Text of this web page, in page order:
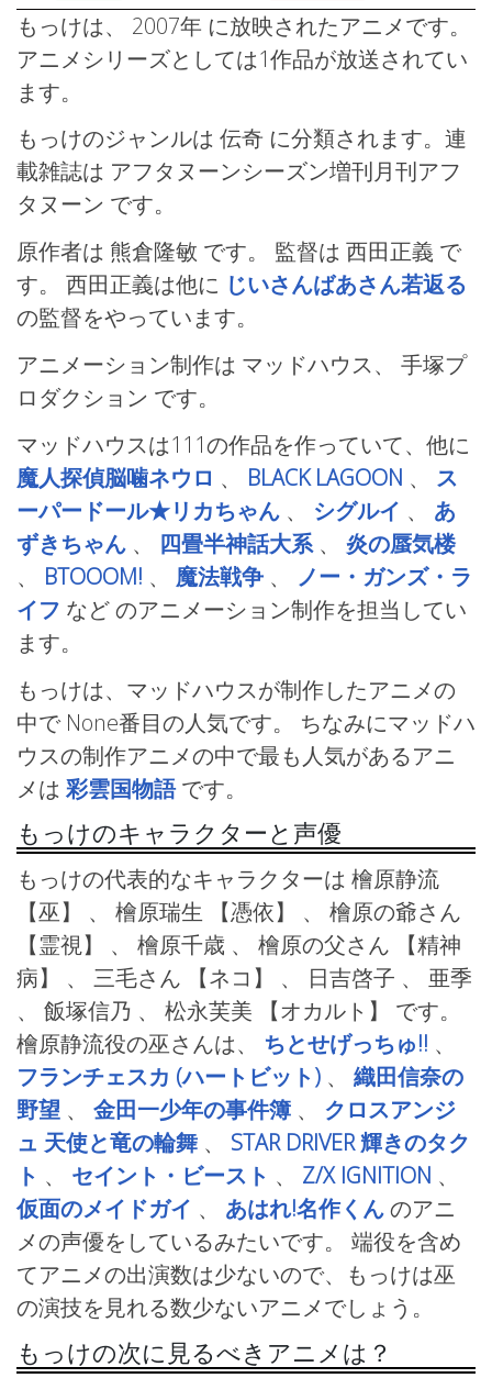
もっけは、 2007年 に放映されたアニメです。
アニメシリーズとしては1作品が放送されてい
ます。
もっけのジャンルは 伝奇 に分類されます。連
載雑誌は アフタヌーンシーズン増刊月刊アフ
タヌーン です。
原作者は 熊倉隆敏 です。 監督は 西田正義 で
す。 西田正義は他に じいさんばあさん若返る
の監督をやっています。
アニメーション制作は マッドハウス、 手塚プ
ロダクション です。
マッドハウスは111の作品を作っていて、他に
魔人探偵脳噛ネウロ 、 BLACK LAGOON 、 ス
ーパードール★リカちゃん 、 シグルイ 、 あ
ずきちゃん 、 四畳半神話大系、 炎の蜃気楼
、 BTOOOM! 、 魔法戦争 、 ノー・ガンズ・ラ
イフ などのアニメーション制作を担当してい
ます。
もっけは、マッドハウスが制作したアニメの
中で None番目の人気です。 ちなみにマッドハ
ウスの制作アニメの中で最も人気があるアニ
メは 彩雲国物語です。
もっけのキャラクターと声優
もっけの代表的なキャラクターは 檜原静流
【巫】 、 檜原瑞生
【憑依】 、 檜原の爺さん
【霊視】 、 檜原千歳 、 檜原の父さん
【精神
病】 、 三毛さん
【ネコ】 、 日吉啓子 、 亜季
、 飯塚信乃 、 松永芙美
【オカルト】 です。
檜原静流役の巫さんは、 ちとせげっちゅ!! 、
フランチェスカ (ハートビット) 、 織田信奈の
野望 、 金田一少年の事件簿 、 クロスアンジ
ュ 天使と竜の輪舞 、 STAR DRIVER 輝きのタク
ト 、 セイント・ビースト 、 Z/X IGNITION 、
仮面のメイドガイ 、 あはれ!名作くんのアニ
メの声優をしているみたいです。 端役を含め
てアニメの出演数は少ないので、もっけは巫
の演技を見れる数少ないアニメでしょう。
もっけの次に見るべきアニメは？